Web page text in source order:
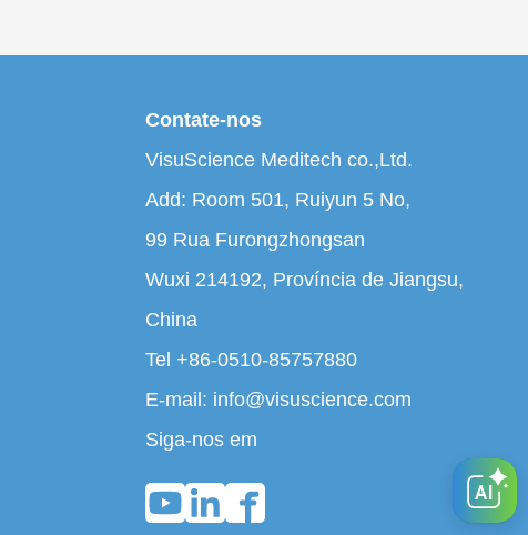
Contate-nos
VisuScience Meditech co.,Ltd.
Add: Room 501, Ruiyun 5 No,
99 Rua Furongzhongsan
Wuxi 214192, Província de Jiangsu,
China
Tel +86-0510-85757880
E-mail: info@visuscience.com
Siga-nos em